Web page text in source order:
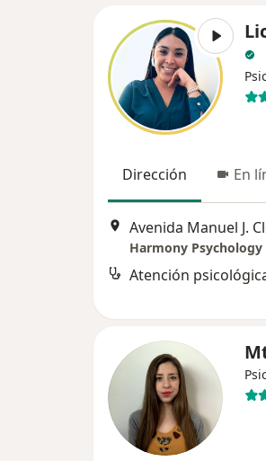
Dirección En
Harmony Psychology
Atención